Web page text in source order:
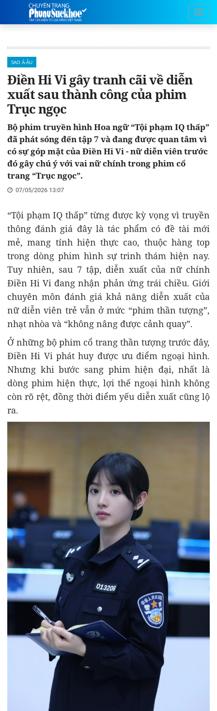
SAO Á-ÂU
Điền Hi Vi gây tranh cãi về diễn
xuất sau thành công của phim
Trục ngọc
Bộ phim truyền hình Hoa ngữ “Tội phạm IQ thấp”
đã phát sóng đến tập 7 và đang được quan tâm vì
có sự góp mặt của Điền Hi Vi - nữ diễn viên trước
đó gây chú ý với vai nữ chính trong phim cổ
trang “Trục ngọc”.
07/05/2026 13:07
“Tội phạm IQ thấp” từng được kỳ vọng vì truyền
thông đánh giá đây là tác phẩm có đề tài mới
mẻ, mang tính hiện thực cao, thuộc hàng top
trong dòng phim hình sự trinh thám hiện nay.
Tuy nhiên, sau 7 tập, diễn xuất của nữ chính
Điền Hi Vi đang nhận phản ứng trái chiều. Giới
chuyên môn đánh giá khả năng diễn xuất của
nữ diễn viên trẻ vẫn ở mức “phim thần tượng”,
nhạt nhòa và “không nâng được cảnh quay”.
Ở những bộ phim cổ trang thần tượng trước đây,
Điền Hi Vi phát huy được ưu điểm ngoại hình.
Nhưng khi bước sang phim hiện đại, nhất là
dòng phim hiện thực, lợi thế ngoại hình không
còn rõ rệt, đồng thời điểm yếu diễn xuất cũng lộ
ra.